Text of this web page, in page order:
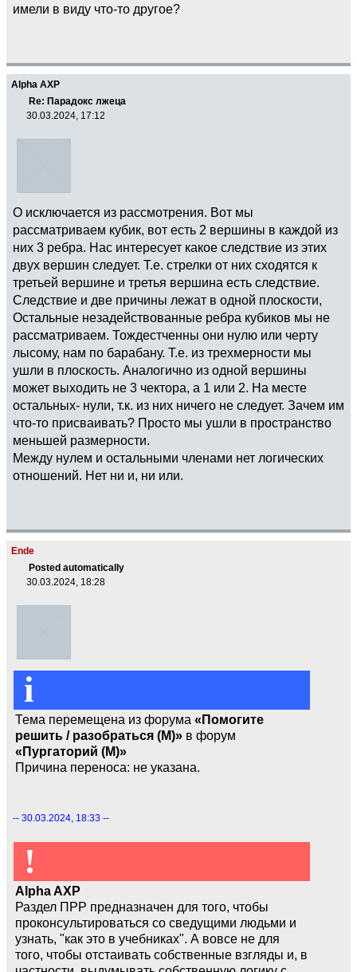
имели в виду что-то другое?
Alpha AXP
Re: Парадокс лжеца
30.03.2024, 17:12
О исключается из рассмотрения. Вот мы
рассматриваем кубик, вот есть 2 вершины в каждой из
них 3 ребра. Нас интересует какое следствие из этих
двух вершин следует. Т.е. стрелки от них сходятся к
третьей вершине и третья вершина есть следствие.
Следствие и две причины лежат в одной плоскости,
Остальные незадействованные ребра кубиков мы не
рассматриваем. Тождестченны они нулю или черту
лысому, нам по барабану. Т.е. из трехмерности мы
ушли в плоскость. Аналогично из одной вершины
может выходить не 3 чектора, а 1 или 2. На месте
остальных- нули, т.к. из них ничего не следует. Зачем им
что-то присваивать? Просто мы ушли в пространство
меньшей размерности.
Между нулем и остальными членами нет логических
отношений. Нет ни и, ни или.
Ende
Posted automatically
30.03.2024, 18:28
i
Тема перемещена из форума «Помогите
решить / разобраться (М)» в форум
«Пургаторий (М)»
Причина переноса: не указана.
-- 30.03.2024, 18:33 --
!
Alpha AXP
Раздел ПРР предназначен для того, чтобы
проконсультироваться со сведущими людьми и
узнать, "как это в учебниках". А вовсе не для
того, чтобы отстаивать собственные взгляды и, в